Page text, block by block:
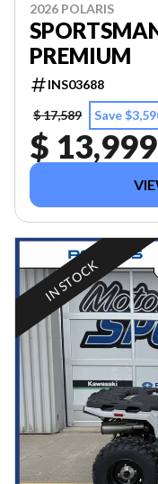
2026 POLARIS
PREMIUM
INS03688
$ 17,589
Save
$ 13,999
IN STOCK